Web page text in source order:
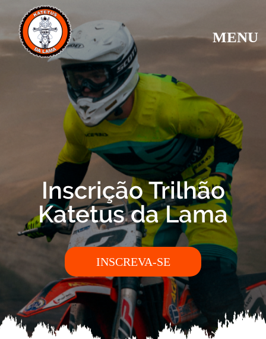
MENU
Inscrição Trilhão
Katetus da Lama
INSCREVA-SE